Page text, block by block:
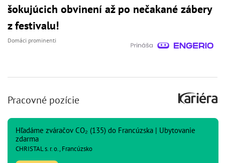
šokujúcich obvinení až po nečakané zábery
z festivalu!
Domáci prominenti
Pracovné pozície
Hľadáme zváračov CO₂ (135) do Francúzska | Ubytovanie
zdarma
CHRISTAL s. r. o., Francúzsko